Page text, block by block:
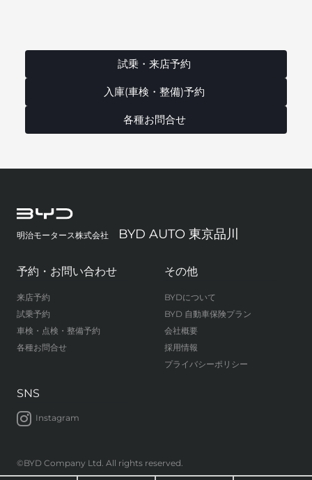
試乗・来店予約
入庫(車検・整備)予約
各種お問合せ
明治モータース株式会社 BYD AUTO 東京品川
予約・お問い合わせ
来店予約
試乗予約
車検・点検・整備予約
各種お問合せ
その他
BYDについて
BYD 自動車保険プラン
会社概要
採用情報
プライバシーポリシー
SNS
Instagram
©BYD Company Ltd. All rights reserved.